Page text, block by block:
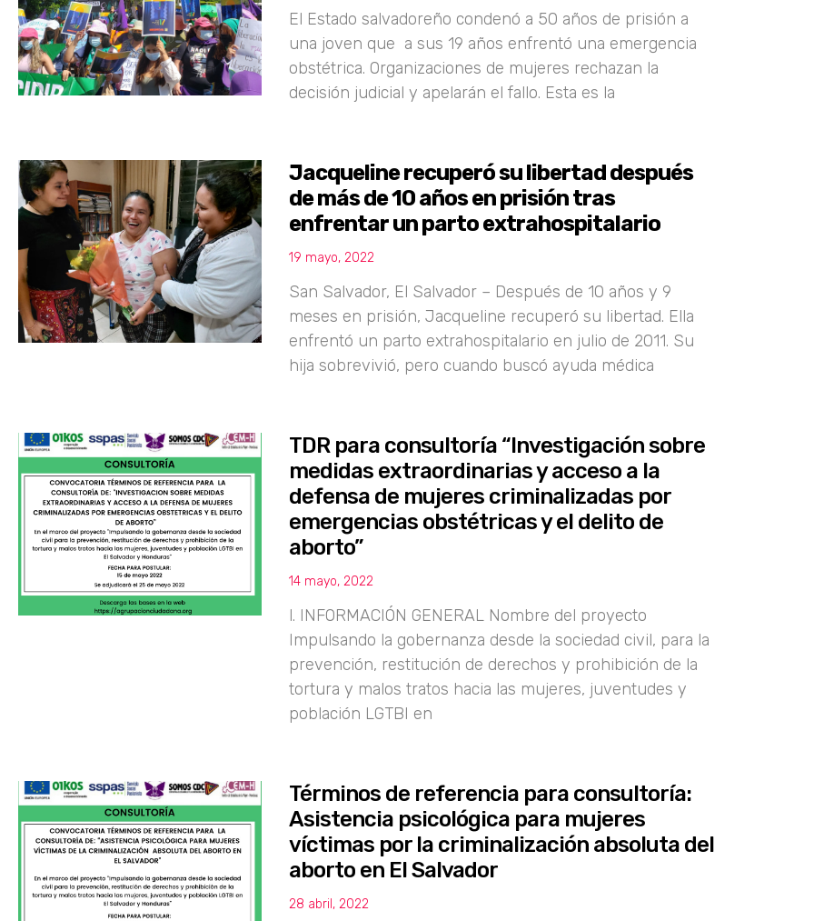
El Estado salvadoreño condenó a 50 años de prisión a
una joven que a sus 19 años enfrentó una emergencia
obstétrica. Organizaciones de mujeres rechazan la
decisión judicial y apelarán el fallo. Esta es la
Jacqueline recuperó su libertad después
de más de 10 años en prisión tras
enfrentar un parto extrahospitalario
19 mayo, 2022
San Salvador, El Salvador – Después de 10 años y 9
meses en prisión, Jacqueline recuperó su libertad. Ella
enfrentó un parto extrahospitalario en julio de 2011. Su
hija sobrevivió, pero cuando buscó ayuda médica
TDR para consultoría “Investigación sobre
medidas extraordinarias y acceso a la
defensa de mujeres criminalizadas por
emergencias obstétricas y el delito de
aborto”
14 mayo, 2022
l. INFORMACIÓN GENERAL Nombre del proyecto
Impulsando la gobernanza desde la sociedad civil, para la
prevención, restitución de derechos y prohibición de la
tortura y malos tratos hacia las mujeres, juventudes y
población LGTBI en
Términos de referencia para consultoría:
Asistencia psicológica para mujeres
víctimas por la criminalización absoluta del
aborto en El Salvador
28 abril, 2022